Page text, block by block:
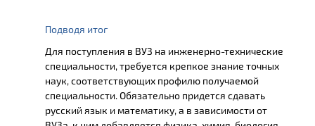
Подводя итог
Для поступления в ВУЗ на инженерно-технические
специальности, требуется крепкое знание точных
наук, соответствующих профилю получаемой
специальности. Обязательно придется сдавать
русский язык и математику, а в зависимости от